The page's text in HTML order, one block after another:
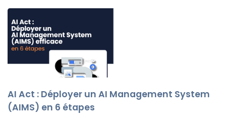
AI Act : Déployer un AI Management System
(AIMS) en 6 étapes